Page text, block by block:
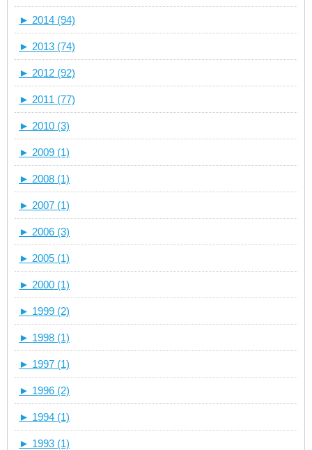
► 2014 (94)
► 2013 (74)
► 2012 (92)
► 2011 (77)
► 2010 (3)
► 2009 (1)
► 2008 (1)
► 2007 (1)
► 2006 (3)
► 2005 (1)
► 2000 (1)
► 1999 (2)
► 1998 (1)
► 1997 (1)
► 1996 (2)
► 1994 (1)
► 1993 (1)